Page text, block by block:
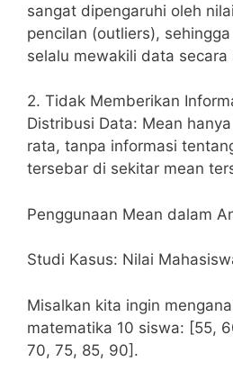
sangat dipengaruhi oleh
pencilan (outliers),
selalu mewakili data secara
2. Tidak Memberikan
Distribusi Data: Mean
rata, tanpa informasi
tersebar di sekitar mean
Penggunaan Mean dalam
Studi Kasus: Nilai
Misalkan kita ingin
matematika 10 siswa: [55,
70, 75, 85, 90].